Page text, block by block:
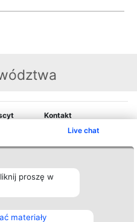
Live chat
proszę w
materiały
Kontakt